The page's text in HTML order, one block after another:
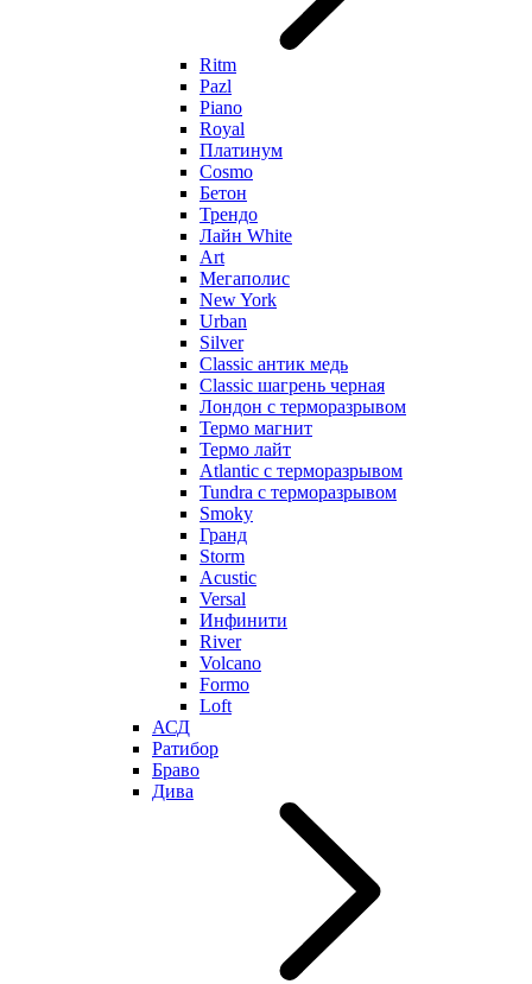
Ritm
Pazl
Piano
Royal
Платинум
Cosmo
Бетон
Трендо
Лайн White
Art
Мегаполис
New York
Urban
Silver
Classic антик медь
Classic шагрень черная
Лондон с терморазрывом
Термо магнит
Термо лайт
Atlantic с терморазрывом
Tundra с терморазрывом
Smoky
Гранд
Storm
Acustic
Versal
Инфинити
River
Volcano
Formo
Loft
АСД
Ратибор
Браво
Дива